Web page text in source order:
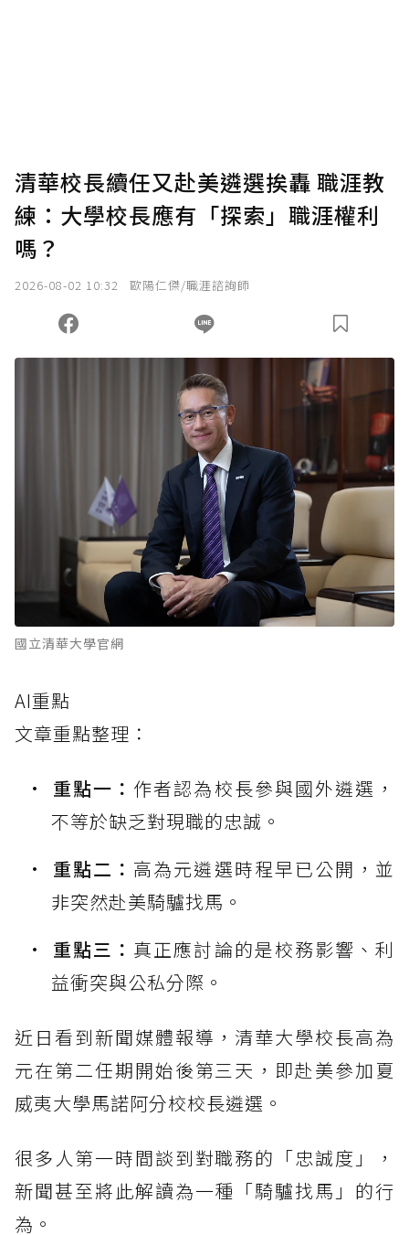
清華校長續任又赴美遴選挨轟 職涯教
練：大學校長應有「探索」職涯權利
嗎？
2026-08-02 10:32 歐陽仁傑/職涯諮詢師
國立清華大學官網
AI重點
文章重點整理：
重點一： 作者認為校長參與國外遴選，
不等於缺乏對現職的忠誠。
重點二： 高為元遴選時程早已公開，並
非突然赴美騎驢找馬。
重點三： 真正應討論的是校務影響、利
益衝突與公私分際。
近日看到新聞媒體報導，清華大學校長高為
元在第二任期開始後第三天，即赴美參加夏
威夷大學馬諾阿分校校長遴選。
很多人第一時間談到對職務的「忠誠度」，
新聞甚至將此解讀為一種「騎驢找馬」的行
為。